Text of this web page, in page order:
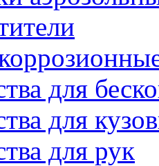
для
для
для рук